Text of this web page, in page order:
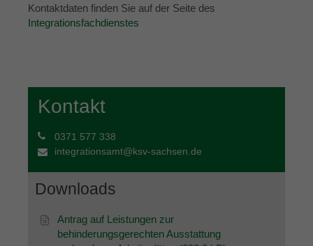
Kontaktdaten finden Sie auf der Seite des
Integrationsfachdienstes
Kontakt
0371 577 338
integrationsamt@ksv-sachsen.de
Downloads
Antrag auf Leistungen zur
behinderungsgerechten Ausstattung